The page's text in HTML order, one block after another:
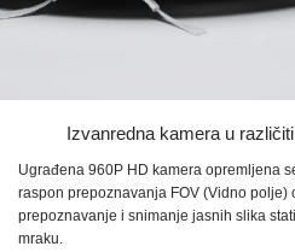
Izvanredna kamera u
Ugrađena 960P HD kamera opremljena
raspon prepoznavanja FOV (Vidno polje)
prepoznavanje i snimanje jasnih slika
mraku.